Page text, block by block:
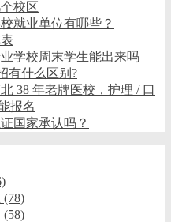
校区
就业单位有哪些？
学校周末学生能出来吗
有什么区别?
38 年老牌医校，护理 / 口
报名
国家承认吗？
(78)
(58)